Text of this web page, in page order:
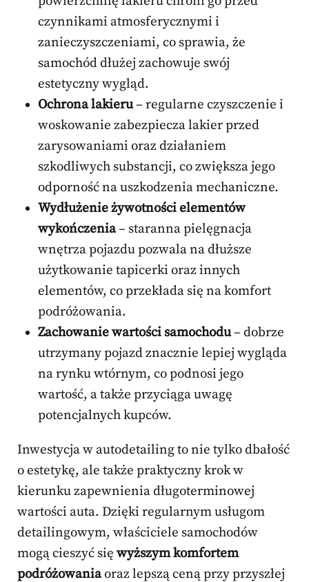
czynnikami atmosferycznymi i
zanieczyszczeniami, co sprawia, że
samochód dłużej zachowuje swój
estetyczny wygląd.
Ochrona lakieru– regularne czyszczenie i
woskowanie zabezpiecza lakier przed
zarysowaniami oraz działaniem
szkodliwych substancji, co zwiększa jego
odporność na uszkodzenia mechaniczne.
Wydłużenie żywotności elementów
wykończenia– staranna pielęgnacja
wnętrza pojazdu pozwala na dłuższe
użytkowanie tapicerki oraz innych
elementów, co przekłada się na komfort
podróżowania.
Zachowanie wartości samochodu– dobrze
utrzymany pojazd znacznie lepiej wygląda
na rynku wtórnym, co podnosi jego
wartość, a także przyciąga uwagę
potencjalnych kupców.
Inwestycja w autodetailing to nie tylko dbałość
o estetykę, ale także praktyczny krok w
kierunku zapewnienia długoterminowej
wartości auta. Dzięki regularnym usługom
detailingowym, właściciele samochodów
mogą cieszyć się wyższym komfortem
podróżowaniaoraz lepszą ceną przy przyszłej